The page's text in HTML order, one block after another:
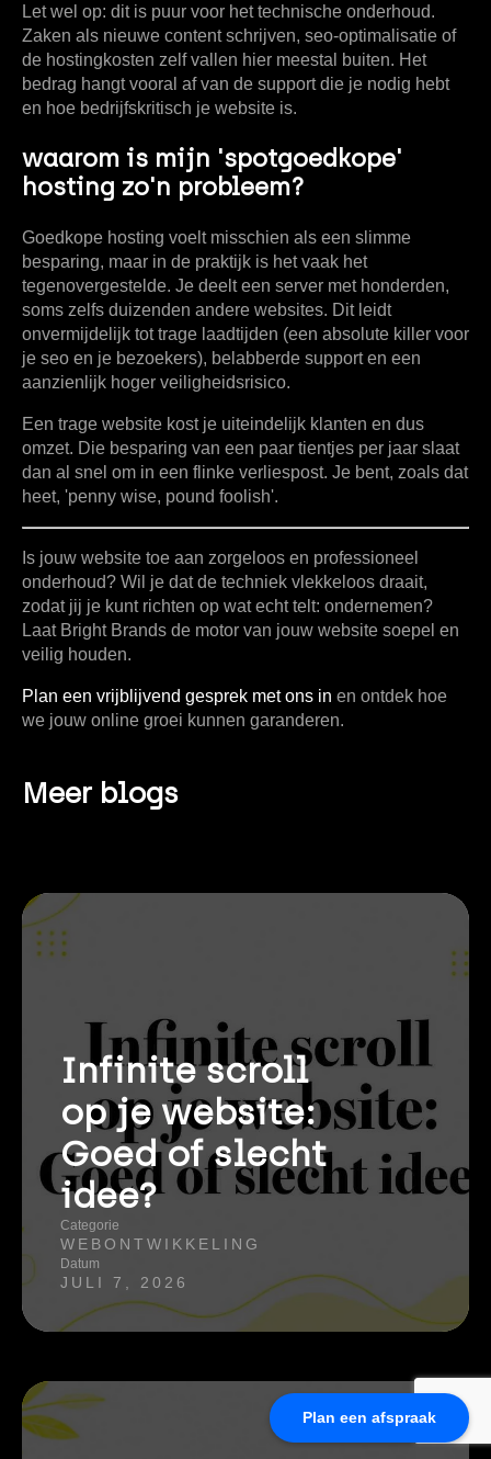
Plan een afspraak
Let wel op: dit is puur voor het technische onderhoud.
Zaken als nieuwe content schrijven, seo-optimalisatie of
de hostingkosten zelf vallen hier meestal buiten. Het
bedrag hangt vooral af van de support die je nodig hebt
en hoe bedrijfskritisch je website is.
waarom is mijn 'spotgoedkope'
hosting zo'n probleem?
Goedkope hosting voelt misschien als een slimme
besparing, maar in de praktijk is het vaak het
tegenovergestelde. Je deelt een server met honderden,
soms zelfs duizenden andere websites. Dit leidt
onvermijdelijk tot trage laadtijden (een absolute killer voor
je seo en je bezoekers), belabberde support en een
aanzienlijk hoger veiligheidsrisico.
Een trage website kost je uiteindelijk klanten en dus
omzet. Die besparing van een paar tientjes per jaar slaat
dan al snel om in een flinke verliespost. Je bent, zoals dat
heet, 'penny wise, pound foolish'.
Is jouw website toe aan zorgeloos en professioneel
onderhoud? Wil je dat de techniek vlekkeloos draait,
zodat jij je kunt richten op wat echt telt: ondernemen?
Laat Bright Brands de motor van jouw website soepel en
veilig houden.
Plan een vrijblijvend gesprek met ons in en ontdek hoe
we jouw online groei kunnen garanderen.
Meer blogs
Infinite scroll
op je website:
Goed of slecht
idee?
Categorie
WEBONTWIKKELING
Datum
JULI 7, 2026